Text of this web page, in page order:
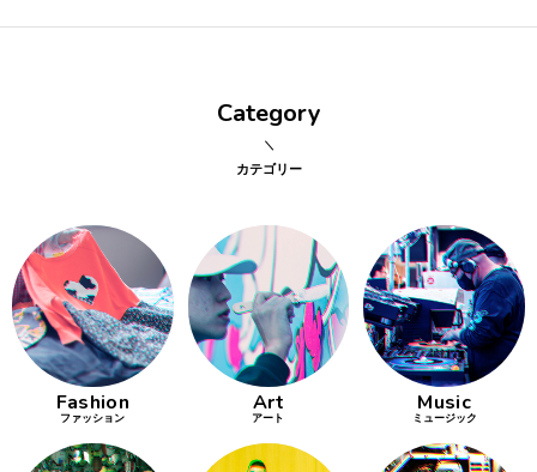
Category
カテゴリー
Fashion
ファッション
Art
アート
Music
ミュージック